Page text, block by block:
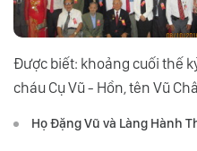
Được biết: khoảng cuối thế
cháu Cụ Vũ - Hồn, tên Vũ
Họ Đặng Vũ và Làng Hành